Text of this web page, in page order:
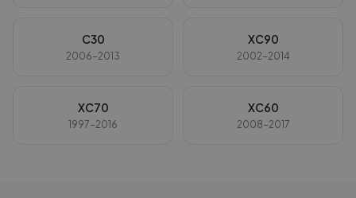
C30
2006-2013
XC90
2002-2014
XC70
1997-2016
XC60
2008-2017